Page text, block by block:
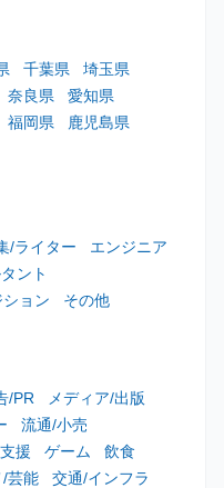
千葉県
埼玉県
奈良県
愛知県
福岡県
鹿児島県
/ライター
エンジニア
ント
ョン その他
/PR
メディア/出版
流通/小売
援 ゲーム
飲食
/芸能
交通/インフラ